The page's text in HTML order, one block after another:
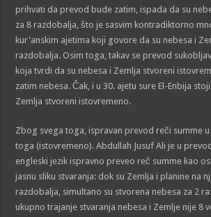
prihvati da prevod bude zatim, ispada da su
za 8 razdobalja, što je sasvim kontradiktorno
kur'anskim ajetima koji govore da su nebesa i
razdobalja. Osim toga, takav se prevod
koja tvrdi da su nebesa i Zemlja stvoreni
zatim nebesa. Čak, i u 30. ajetu sure El-Enbija
Zemlja stvoreni istovremeno.
Zbog svega toga, ispravan prevod reči summe
toga (istovremeno). Abdullah Jusuf Ali je u
engleski jezik ispravno preveo reč summe kao
jasnu sliku stvaranja: dok su Zemlja i planine na
razdobalja, simultano su stvorena nebesa za 2
ukupno trajanje stvaranja nebesa i Zemlje nije 8